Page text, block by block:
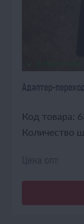
Адаптер-
Код товара:
Количество
Цена опт: